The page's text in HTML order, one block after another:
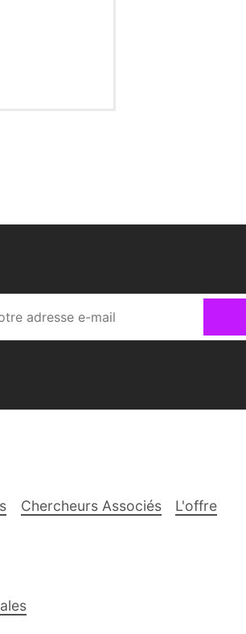
Chercheurs Associés
L'offre